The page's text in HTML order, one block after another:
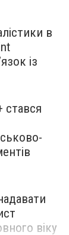
в
із
стався
віку